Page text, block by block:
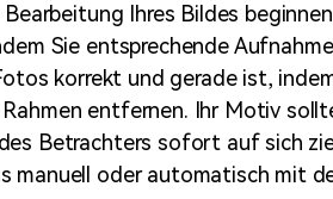
Ihres Bildes
Sie entsprechende
korrekt und gerade ist,
entfernen. Ihr Motiv
Betrachters sofort auf sich
manuell oder automatisch mit